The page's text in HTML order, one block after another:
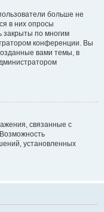
больше не
в них опросы
закрыты по многим
конференции. Вы
вами темы, в
связанные с
установленных